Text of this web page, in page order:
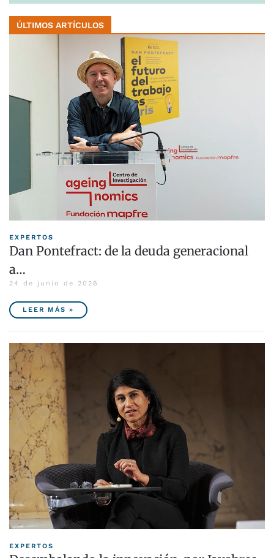
ÚLTIMOS ARTÍCULOS
EXPERTOS
Dan Pontefract: de la deuda generacional
a…
24 de junio de 2026
LEER MÁS »
EXPERTOS